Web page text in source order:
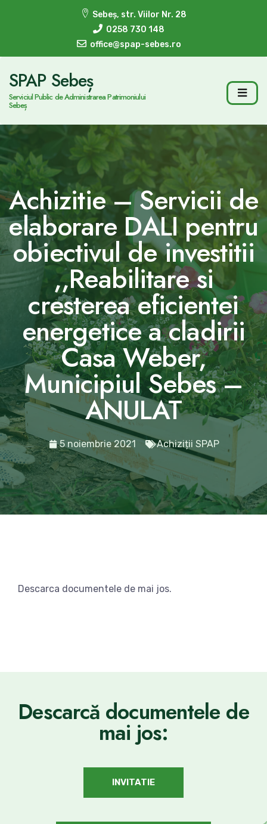
Sebeș, str. Viilor Nr. 28
0258 730 148
office@spap-sebes.ro
SPAP Sebeș
Serviciul Public de Administrarea Patrimoniului
Sebeș
Achizitie – Servicii de
elaborare DALI pentru
obiectivul de investitii
,,Reabilitare si
cresterea eficientei
energetice a cladirii
Casa Weber,
Municipiul Sebes –
ANULAT
5 noiembrie 2021 Achiziții SPAP
Descarca documentele de mai jos.
Descarcă documentele de
mai jos:
INVITATIE